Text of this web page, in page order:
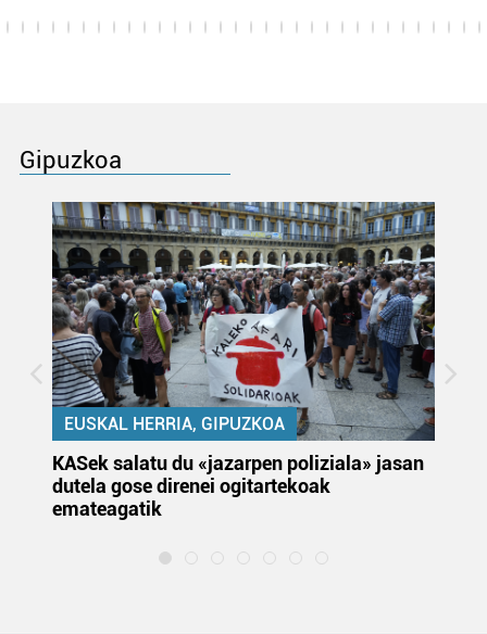
Gipuzkoa
EUSKAL HERRIA, GIPUZKOA
KASek salatu du «jazarpen poliziala» jasan
dutela gose direnei ogitartekoak
emateagatik